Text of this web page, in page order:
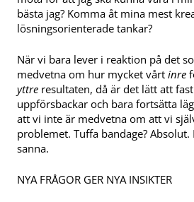
bästa jag? Komma åt mina mest
lösningsorienterade tankar?
När vi bara lever i reaktion på det
medvetna om hur mycket vårt inre
yttre resultaten, då är det lätt att
uppförsbackar och bara fortsätta
att vi inte är medvetna om att vi
problemet. Tuffa bandage?
sanna.
NYA FRÅGOR GER NYA INSIKTER